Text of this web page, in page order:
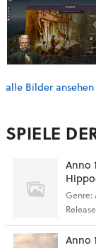
alle Bilder ansehen
SPIELE
Anno
Genre:
Anno